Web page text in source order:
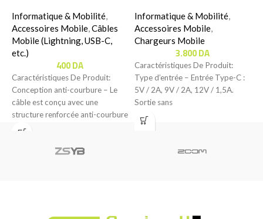
Informatique & Mobilité,
Accessoires Mobile,Câbles
Mobile (Lightning, USB-C,
etc.)
400DA
Caractéristiques De Produit:
Conception anti-courbure – Le
câble est conçu avec une
structure renforcée anti-courbure
pour offrir une meilleure
Informatique & Mobilité,
Accessoires Mobile,
Chargeurs Mobile
3.800DA
Caractéristiques De Produit:
Type d’entrée – Entrée Type-C :
5V / 2A, 9V / 2A, 12V / 1,5A.
Sortie sans